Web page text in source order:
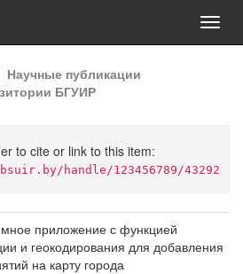
Научные публикации
БГУИР
to cite or link to this item:
handle/123456789/43292
приложение с функцией
и геокодирования для добавления
на карту города